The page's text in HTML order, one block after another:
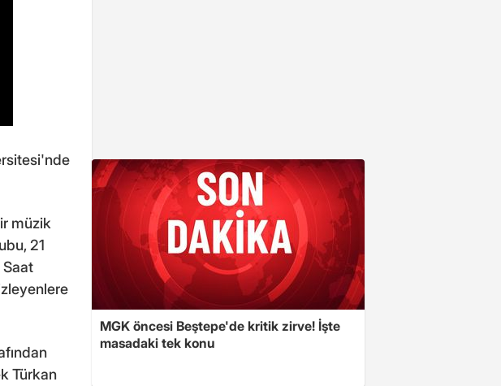
müzik
21
Türkan
MGK öncesi Beştepe'de kritik zirve! İşte
masadaki tek konu